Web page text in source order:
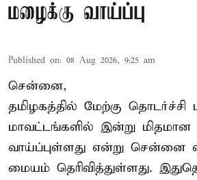
மழைக்கு வாய்ப்பு
Published on: 08 Aug 2026, 9:25 am
சென்னை,
தமிழகத்தில் மேற்கு
மாவட்டங்களில் இன்று
வாய்ப்புள்ளது என்று சென்னை
மையம் தெரிவித்துள்ளது.